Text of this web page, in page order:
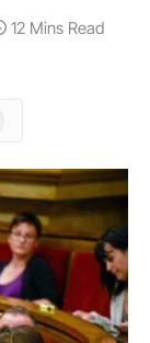
12 Mins Read